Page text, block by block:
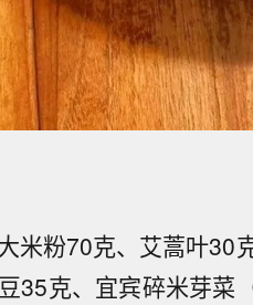
米粉70克、艾蒿叶30
35克、宜宾碎米芽菜